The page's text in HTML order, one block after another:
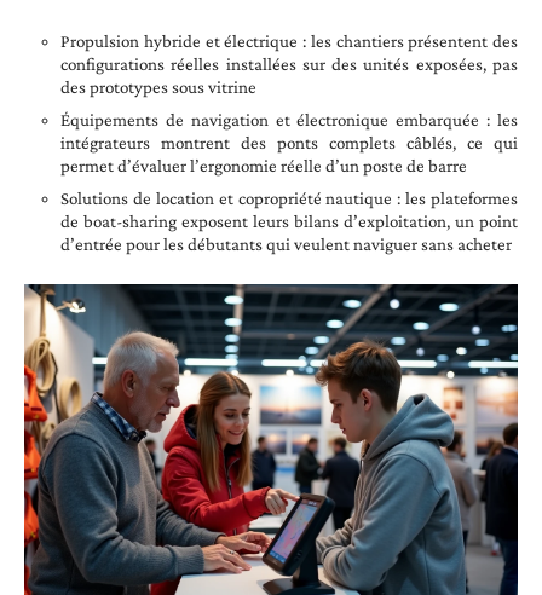
Propulsion hybride et électrique : les chantiers présentent des
configurations réelles installées sur des unités exposées, pas
des prototypes sous vitrine
Équipements de navigation et électronique embarquée : les
intégrateurs montrent des ponts complets câblés, ce qui
permet d’évaluer l’ergonomie réelle d’un poste de barre
Solutions de location et copropriété nautique : les plateformes
de boat-sharing exposent leurs bilans d’exploitation, un point
d’entrée pour les débutants qui veulent naviguer sans acheter